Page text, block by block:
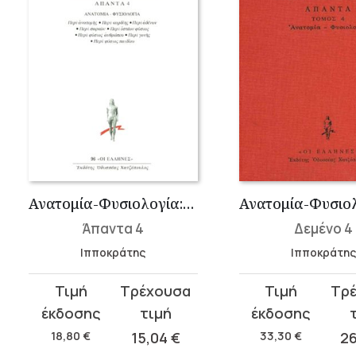
Ανατομία-Φυσιολογία: Περί Ανατομής, Περί Καρδίης, Περί Αδένων, Περ...
Άπαντα 4
Ιπποκράτης
18,80€
Original
price
was:
15,04 €
Current
price
Δεμένο 4
Ιπποκράτης
33,30€
Original
price
was:
Current
price